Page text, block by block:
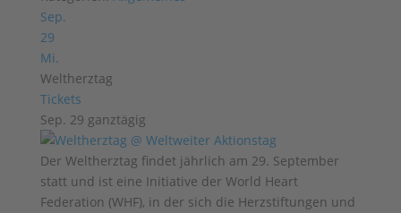
Sep.
29
Mi.
Weltherztag
Tickets
Sep. 29 ganztägig
Der Weltherztag findet jährlich am 29. September
statt und ist eine Initiative der World Heart
Federation (WHF), in der sich die Herzstiftungen und